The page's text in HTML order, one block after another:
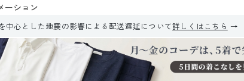
ーション
中心とした地震の影響による配送遅延について詳しくはこちら